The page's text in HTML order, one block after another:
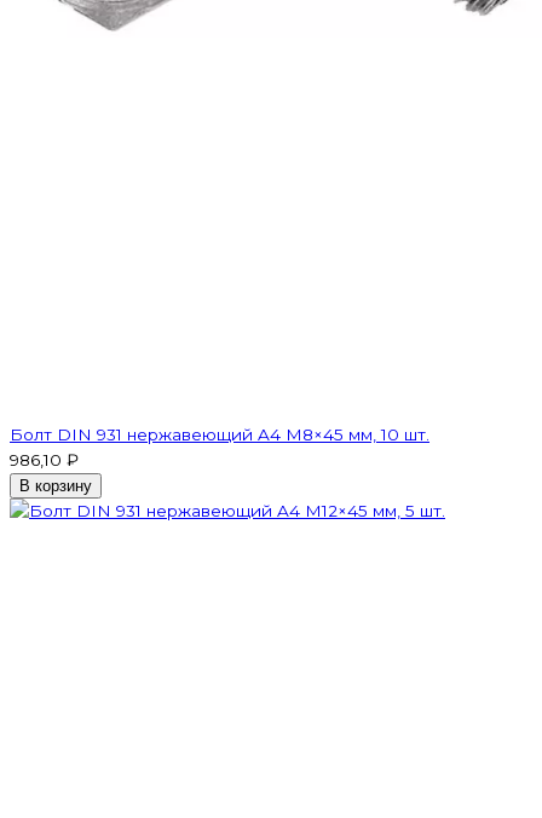
Болт DIN 931 нержавеющий A4 М8×45 мм, 10 шт.
986,10 ₽
В корзину